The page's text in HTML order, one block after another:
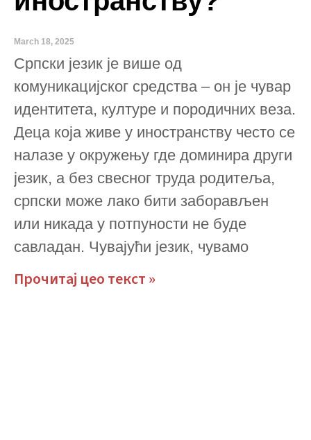
March 18, 2025
Српски језик је више од
комуникацијског средства – он је чувар
идентитета, културе и породичних веза.
Деца која живе у иностранству често се
налазе у окружењу где доминира други
језик, а без свесног труда родитеља,
српски може лако бити заборављен
или никада у потпуности не буде
савладан. Чувајући језик, чувамо
Прочитај цео текст »